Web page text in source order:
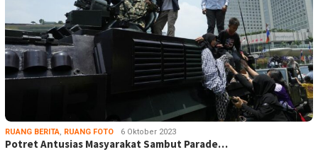
RUANG BERITA, RUANG FOTO 6 Oktober 2023
Potret Antusias Masyarakat Sambut Parade…